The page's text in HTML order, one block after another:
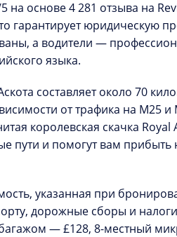
на основе 4 281 отзыва на
гарантирует юридическую
а водители —
языка.
составляет около 70
от трафика на M25 и
королевская скачка Royal
пути и помогут вам прибыть
указанная при
дорожные сборы и
— £128, 8-местный